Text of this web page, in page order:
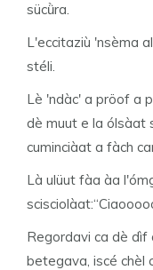
sücǜra.
L'eccitaziù 'nsèma
stéli.
Lè 'ndàc' a pröof a
dè muut e la ólsàat
cuminciàat a fàch
Là ulüut fàa àa
Regordavi ca dè dìf
betegava, iscé chèl